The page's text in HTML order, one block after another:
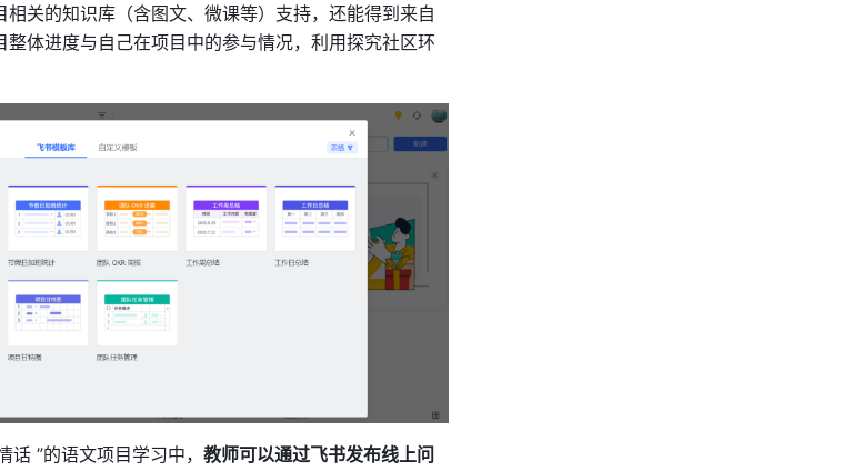
关的知识库（含图文、微课等）支持，还能得到来自
体进度与自己在项目中的参与情况，利用探究社区环
话 ”的语文项目学习中， 教师可以通过飞书发布线上问